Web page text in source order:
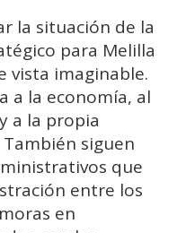
la situación de la
para Melilla
vista imaginable.
a la economía, al
a la propia
siguen
que
entre los
en